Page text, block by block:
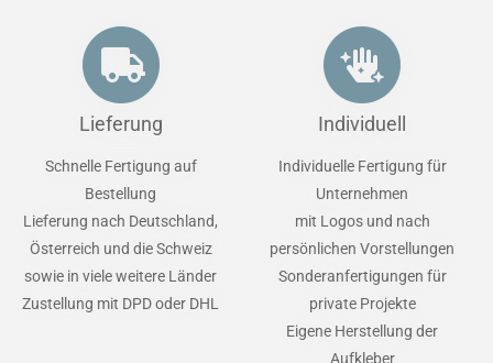
Lieferung
Schnelle Fertigung auf
Bestellung
Lieferung nach Deutschland,
Österreich und die Schweiz
sowie in viele weitere Länder
Zustellung mit DPD oder DHL
Individuell
Individuelle Fertigung für
Unternehmen
mit Logos und nach
persönlichen Vorstellungen
Sonderanfertigungen für
private Projekte
Eigene Herstellung der
Aufkleber